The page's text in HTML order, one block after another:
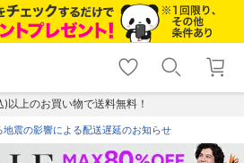
shopping_cart lock_outline
ログイン
以上のお買い物で送料無料！
震の影響による配送遅延のお知らせ